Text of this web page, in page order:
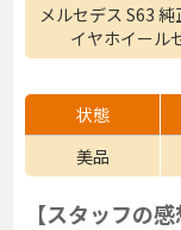
メルセデス S63
イヤホイール
状態
美品
【スタッフの感